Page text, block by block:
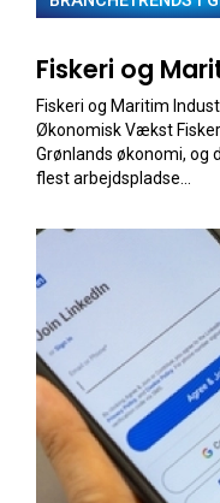
Fiskeri og
Fiskeri og Maritim
Økonomisk Vækst
Grønlands økonomi, og
flest arbejdspladse...